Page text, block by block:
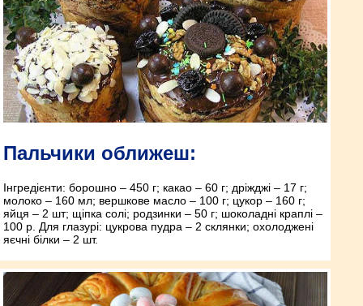
Пальчики оближеш:
Інгредієнти: борошно – 450 г; какао – 60 г; дріжджі – 17 г;
молоко – 160 мл; вершкове масло – 100 г; цукор – 160 г;
яйця – 2 шт; щіпка солі; родзинки – 50 г; шоколадні краплі –
100 р. Для глазурі: цукрова пудра – 2 склянки; охолоджені
яєчні білки – 2 шт.